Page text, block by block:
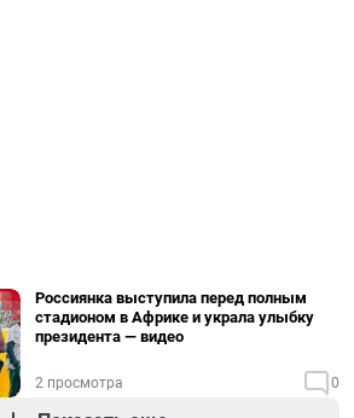
Россиянка выступила перед полным
стадионом в Африке и украла улыбку
президента — видео
2 просмотра 0